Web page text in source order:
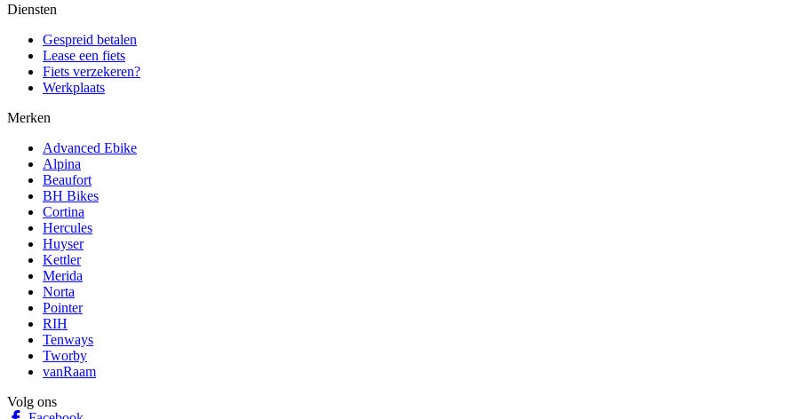
Diensten
Gespreid betalen
Lease een fiets
Fiets verzekeren?
Werkplaats
Merken
Advanced Ebike
Alpina
Beaufort
BH Bikes
Cortina
Hercules
Huyser
Kettler
Merida
Norta
Pointer
RIH
Tenways
Tworby
vanRaam
Volg ons